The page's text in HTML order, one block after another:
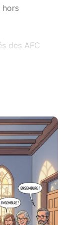
hors
des AFC
et
et